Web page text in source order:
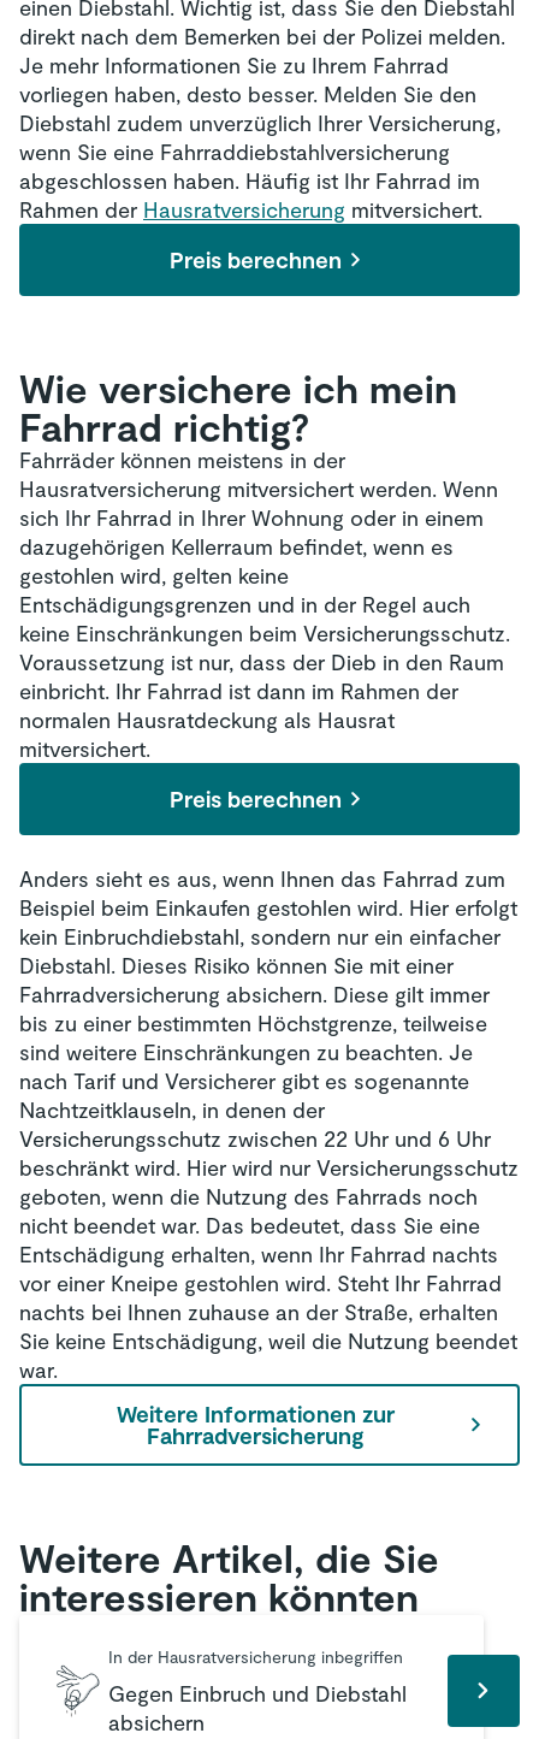
einen Diebstahl. Wichtig ist, dass Sie den Diebstahl
direkt nach dem Bemerken bei der Polizei melden.
Je mehr Informationen Sie zu Ihrem Fahrrad
vorliegen haben, desto besser. Melden Sie den
Diebstahl zudem unverzüglich Ihrer Versicherung,
wenn Sie eine Fahrraddiebstahlversicherung
abgeschlossen haben. Häufig ist Ihr Fahrrad im
Rahmen der Hausratversicherung mitversichert.
Preis berechnen
Wie versichere ich mein
Fahrrad richtig?
Fahrräder können meistens in der
Hausratversicherung mitversichert werden. Wenn
sich Ihr Fahrrad in Ihrer Wohnung oder in einem
dazugehörigen Kellerraum befindet, wenn es
gestohlen wird, gelten keine
Entschädigungsgrenzen und in der Regel auch
keine Einschränkungen beim Versicherungsschutz.
Voraussetzung ist nur, dass der Dieb in den Raum
einbricht. Ihr Fahrrad ist dann im Rahmen der
normalen Hausratdeckung als Hausrat
mitversichert.
Preis berechnen
Anders sieht es aus, wenn Ihnen das Fahrrad zum
Beispiel beim Einkaufen gestohlen wird. Hier erfolgt
kein Einbruchdiebstahl, sondern nur ein einfacher
Diebstahl. Dieses Risiko können Sie mit einer
Fahrradversicherung absichern. Diese gilt immer
bis zu einer bestimmten Höchstgrenze, teilweise
sind weitere Einschränkungen zu beachten. Je
nach Tarif und Versicherer gibt es sogenannte
Nachtzeitklauseln, in denen der
Versicherungsschutz zwischen 22 Uhr und 6 Uhr
beschränkt wird. Hier wird nur Versicherungsschutz
geboten, wenn die Nutzung des Fahrrads noch
nicht beendet war. Das bedeutet, dass Sie eine
Entschädigung erhalten, wenn Ihr Fahrrad nachts
vor einer Kneipe gestohlen wird. Steht Ihr Fahrrad
nachts bei Ihnen zuhause an der Straße, erhalten
Sie keine Entschädigung, weil die Nutzung beendet
war.
Weitere Informationen zur
Fahrradversicherung
Weitere Artikel, die Sie
interessieren könnten
In der Hausratversicherung inbegriffen
Gegen Einbruch und Diebstahl
absichern